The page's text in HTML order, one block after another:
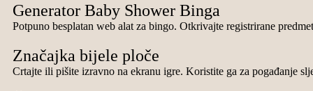
Generator Baby Shower Binga
Potpuno besplatan web alat za bingo. Otkrivajte registrirane
Značajka bijele ploče
Crtajte ili pišite izravno na ekranu igre. Koristite ga za pogađanje